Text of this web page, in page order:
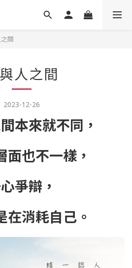
間
人之間
2023-12-26
本來就不同，
面也不一樣，
爭辯，
在消耗自己。